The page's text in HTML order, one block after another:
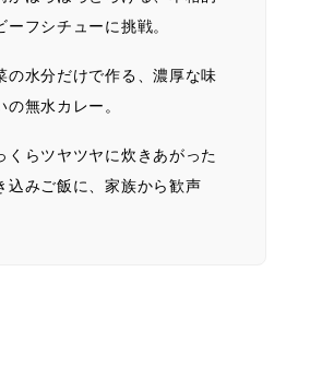
ーフシチューに挑戦。
の水分だけで作る、濃厚な味
の無水カレー。
くらツヤツヤに炊きあがった
込みご飯に、家族から歓声